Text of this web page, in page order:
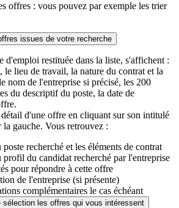
offres : vous pouvez par exemple les trier
issues de votre recherche
d'emploi restituée dans la liste, s'affichent :
le lieu de travail, la nature du contrat et la
nom de l'entreprise si précisé, les 200
du descriptif du poste, la date de
détail d'une offre en cliquant sur son intitulé
gauche. Vous retrouvez :
recherché et les éléments de contrat
profil du candidat recherché par l'entreprise
pour répondre à cette offre
de l'entreprise (si présente)
complémentaires le cas échéant
sélection les offres qui vous intéressent